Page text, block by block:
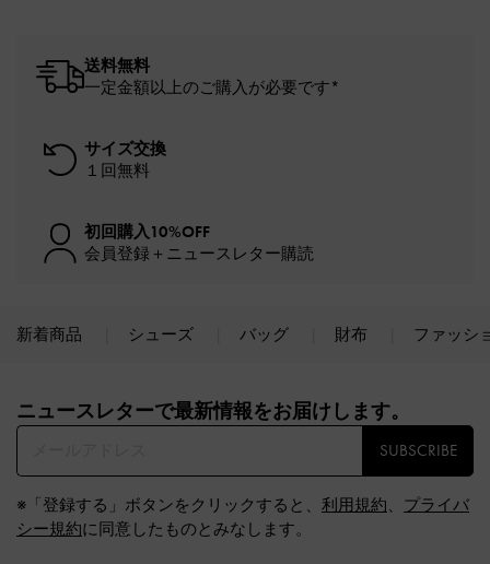
送料無料
一定金額以上のご購入が必要です*
サイズ交換
１回無料
初回購入10%OFF
会員登録＋ニュースレター購読
新着商品 シューズ バッグ 財布 ファッシ
ニュースレターで最新情報をお届けします。​
SUBSCRIBE
※「登録する」ボタンをクリックすると、 利用規約、 プライバ
シー規約に同意したものとみなします。